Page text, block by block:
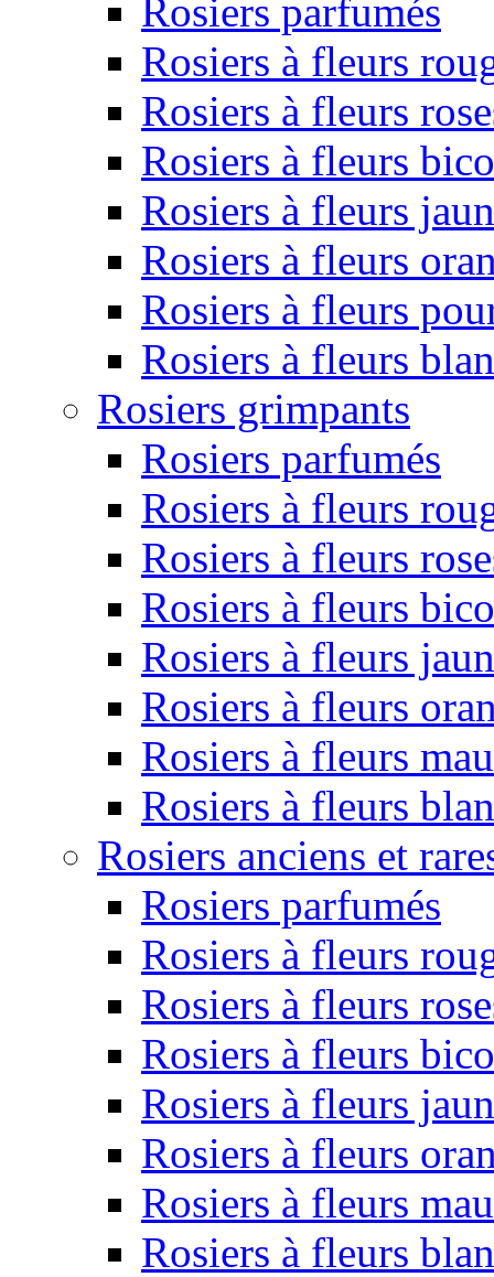
Rosiers parfumés
Rosiers à fleurs
Rosiers à fleurs
Rosiers à fleurs
Rosiers à fleurs
Rosiers à fleurs
Rosiers à fleurs
Rosiers à fleurs
Rosiers grimpants
Rosiers parfumés
Rosiers à fleurs
Rosiers à fleurs
Rosiers à fleurs
Rosiers à fleurs
Rosiers à fleurs
Rosiers à fleurs
Rosiers à fleurs
Rosiers anciens et
Rosiers parfumés
Rosiers à fleurs
Rosiers à fleurs
Rosiers à fleurs
Rosiers à fleurs
Rosiers à fleurs
Rosiers à fleurs
Rosiers à fleurs